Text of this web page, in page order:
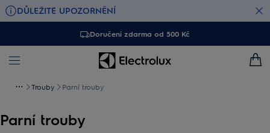
DŮLEŽITÉ UPOZORNĚNÍ
Doručení zdarma od 500 Kč
Trouby Parní trouby
Parní trouby